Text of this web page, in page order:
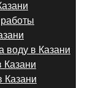
воду в Казани
Казани
Казани